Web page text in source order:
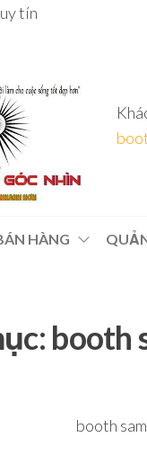
tín
HÀNG
booth
booth